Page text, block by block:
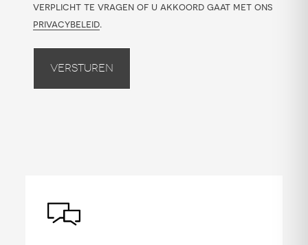
verplicht te vragen of u akkoord gaat met ons
privacybeleid.
Versturen